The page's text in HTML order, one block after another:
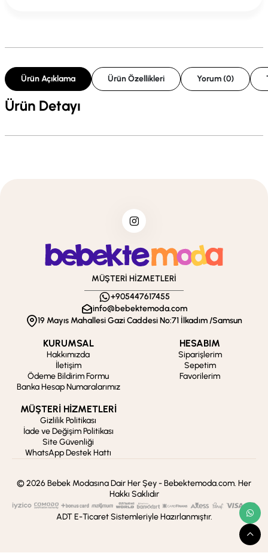
Ürün Açıklama Ürün Özellikleri Yorum (0)
Ürün Detayı
MÜŞTERİ HİZMETLERİ
+905447617455
info@bebektemoda.com
19 Mayıs Mahallesi Gazi Caddesi No:71 İlkadım /Samsun
KURUMSAL
Hakkımızda
İletişim
Ödeme Bildirim Formu
Banka Hesap Numaralarımız
HESABIM
Siparişlerim
Sepetim
Favorilerim
MÜŞTERİ HİZMETLERİ
Gizlilik Politikası
İade ve Değişim Politikası
Site Güvenliği
WhatsApp Destek Hattı
© 2026 Bebek Modasına Dair Her Şey - Bebektemoda.com. Her
Hakkı Saklıdır
ADT E-Ticaret Sistemleriyle Hazırlanmıştır.